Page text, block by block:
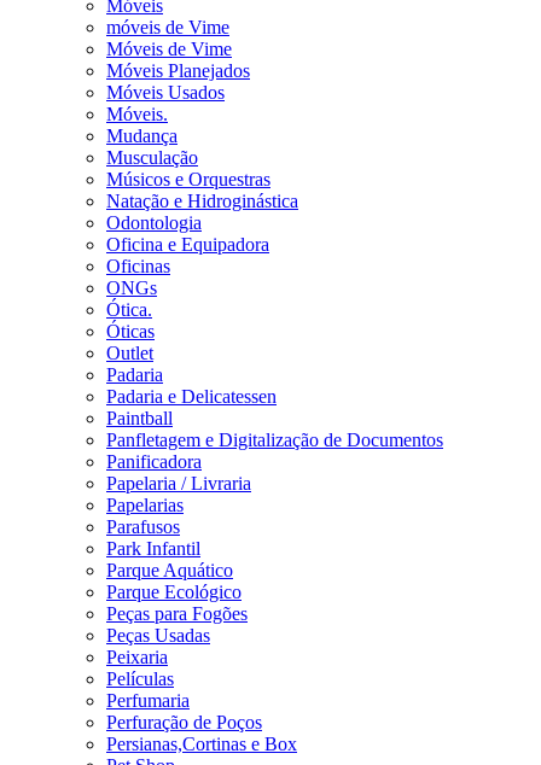
Móveis
móveis de Vime
Móveis de Vime
Móveis Planejados
Móveis Usados
Móveis.
Mudança
Musculação
Músicos e Orquestras
Natação e Hidroginástica
Odontologia
Oficina e Equipadora
Oficinas
ONGs
Ótica.
Óticas
Outlet
Padaria
Padaria e Delicatessen
Paintball
Panfletagem e Digitalização de Documentos
Panificadora
Papelaria / Livraria
Papelarias
Parafusos
Park Infantil
Parque Aquático
Parque Ecológico
Peças para Fogões
Peças Usadas
Peixaria
Películas
Perfumaria
Perfuração de Poços
Persianas,Cortinas e Box